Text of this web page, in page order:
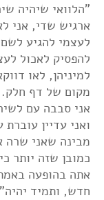
"הלוואי שיהיה
ארגיש שדי, אני
לעצמי להגיע
להפסיק לאכול
למיניהן, לאו
מקום של דף
אני סבבה עם
ואני עדיין
מבינה שאני שרה
כמובן שזה יותר
אתה בהופעה
חדש, ותמיד